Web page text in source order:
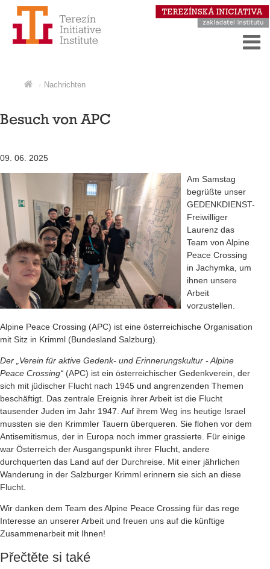
Nachrichten
Besuch von APC
09. 06. 2025
Am Samstag
begrüßte unser
GEDENKDIENST-
Freiwilliger
Laurenz das
Team von Alpine
Peace Crossing
in Jachymka, um
ihnen unsere
Arbeit
vorzustellen.
Alpine Peace Crossing (APC) ist eine österreichische Organisation
mit Sitz in Krimml (Bundesland Salzburg).
Der „Verein für aktive Gedenk- und Erinnerungskultur - Alpine
Peace Crossing“ (APC) ist ein österreichischer Gedenkverein, der
sich mit jüdischer Flucht nach 1945 und angrenzenden Themen
beschäftigt. Das zentrale Ereignis ihrer Arbeit ist die Flucht
tausender Juden im Jahr 1947. Auf ihrem Weg ins heutige Israel
mussten sie den Krimmler Tauern überqueren. Sie flohen vor dem
Antisemitismus, der in Europa noch immer grassierte. Für einige
war Österreich der Ausgangspunkt ihrer Flucht, andere
durchquerten das Land auf der Durchreise. Mit einer jährlichen
Wanderung in der Salzburger Krimml erinnern sie sich an diese
Flucht.
Wir danken dem Team des Alpine Peace Crossing für das rege
Interesse an unserer Arbeit und freuen uns auf die künftige
Zusammenarbeit mit Ihnen!
Přečtěte si také